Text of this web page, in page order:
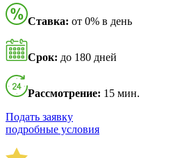
Ставка: от 0% в день
Срок: до 180 дней
Рассмотрение: 15 мин.
Подать заявку
подробные условия